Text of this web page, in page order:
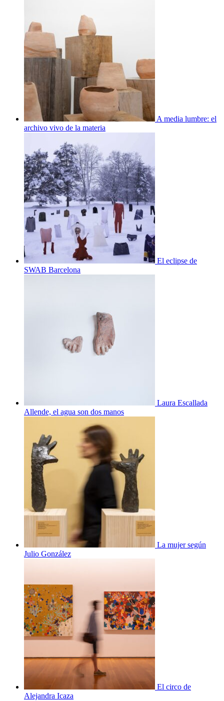
A media lumbre: el
archivo vivo de la materia
El eclipse de
SWAB Barcelona
Laura Escallada
Allende, el agua son dos manos
La mujer según
Julio González
El circo de
Alejandra Icaza